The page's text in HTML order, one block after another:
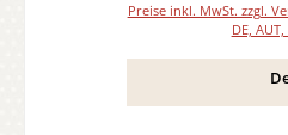
Preise inkl. MwSt. zzgl.
DE,